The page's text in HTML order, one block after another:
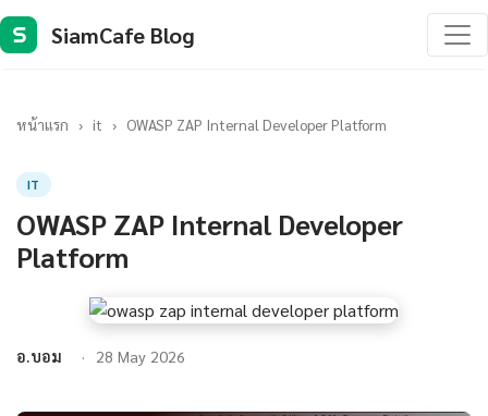
S SiamCafe Blog
หน้าแรก › it › OWASP ZAP Internal Developer Platform
IT
OWASP ZAP Internal Developer
Platform
อ.บอม 28 May 2026